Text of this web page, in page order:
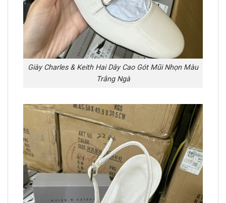
Giày Charles & Keith Hai Dây Cao Gót Mũi Nhọn Màu
Trắng Ngà